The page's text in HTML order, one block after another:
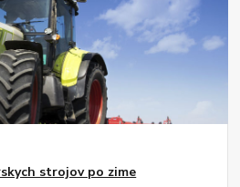
strojov po zime